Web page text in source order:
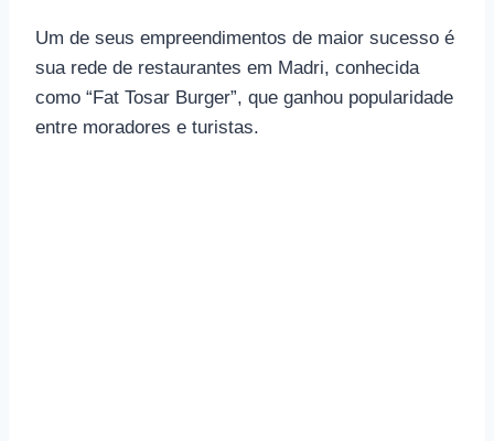
Um de seus empreendimentos de maior sucesso é
sua rede de restaurantes em Madri, conhecida
como “Fat Tosar Burger”, que ganhou popularidade
entre moradores e turistas.